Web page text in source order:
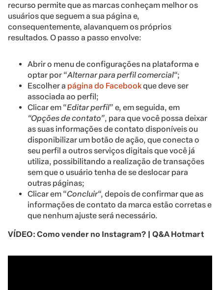
recurso permite que as marcas conheçam melhor os
usuários que seguem a sua página e,
consequentemente, alavanquem os próprios
resultados. O passo a passo envolve:
Abrir o menu de configurações na plataforma e
optar por “Alternar para perfil comercial“;
Escolher a página do Facebookque deve ser
associada ao perfil;
Clicar em “Editar perfil” e, em seguida, em
“Opções de contato”, para que você possa deixar
as suas informações de contato disponíveis ou
disponibilizar um botão de ação, que conecta o
seu perfil a outros serviços digitais que você já
utiliza, possibilitando a realização de transações
sem que o usuário tenha de se deslocar para
outras páginas;
Clicar em “Concluir“, depois de confirmar que as
informações de contato da marca estão corretas e
que nenhum ajuste será necessário.
VÍDEO: Como vender no Instagram? | Q&A Hotmart